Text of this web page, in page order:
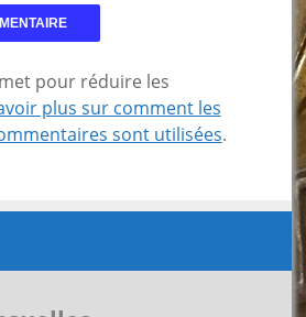
pour réduire les
plus sur comment les
sont utilisées.